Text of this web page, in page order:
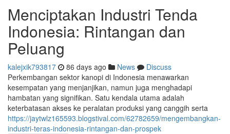
Menciptakan Industri Tenda
Indonesia: Rintangan dan
Peluang
kalejxik793817 86 days ago News
Discuss
Perkembangan sektor kanopi di Indonesia menawarkan
kesempatan yang menjanjikan, namun juga menghadapi
hambatan yang signifikan. Satu kendala utama adalah
keterbatasan akses ke peralatan produksi yang canggih serta
https://jaytwlz165593.blogstival.com/62782659/mengembangkan-
industri-teras-indonesia-rintangan-dan-prospek